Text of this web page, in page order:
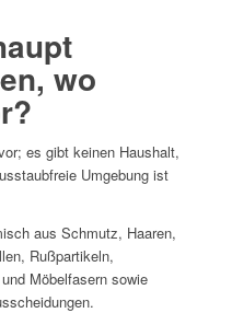
wo
es gibt keinen Haushalt,
Umgebung ist
aus Schmutz, Haaren,
Rußpartikeln,
Möbelfasern sowie